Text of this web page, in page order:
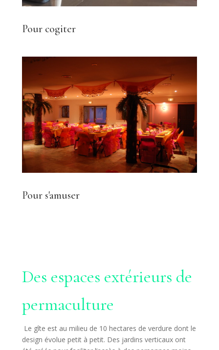
Pour cogiter
Pour s'amuser
Des espaces extérieurs de
permaculture
Le gîte est au milieu de 10 hectares de verdure dont le
design évolue petit à petit. Des jardins verticaux ont